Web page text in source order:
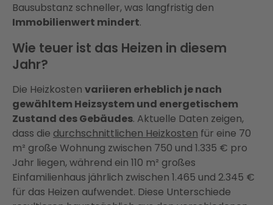
Bausubstanz schneller, was langfristig den
Immobilienwert mindert.
Wie teuer ist das Heizen in diesem
Jahr?
Die Heizkosten variieren erheblich je nach
gewähltem Heizsystem und energetischem
Zustand des Gebäudes. Aktuelle Daten zeigen,
dass die durchschnittlichen Heizkosten für eine 70
m² große Wohnung zwischen 750 und 1.335 € pro
Jahr liegen, während ein 110 m² großes
Einfamilienhaus jährlich zwischen 1.465 und 2.345 €
für das Heizen aufwendet. Diese Unterschiede